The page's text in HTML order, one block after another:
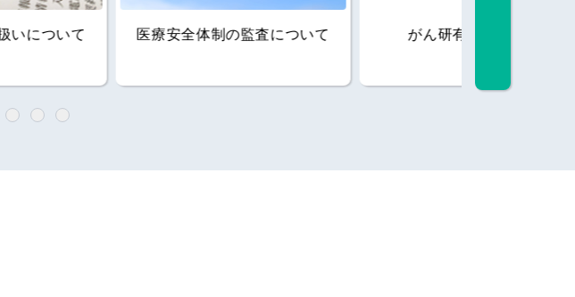
医療安全体制の監査について がん研有明病院 年報
6 7 8